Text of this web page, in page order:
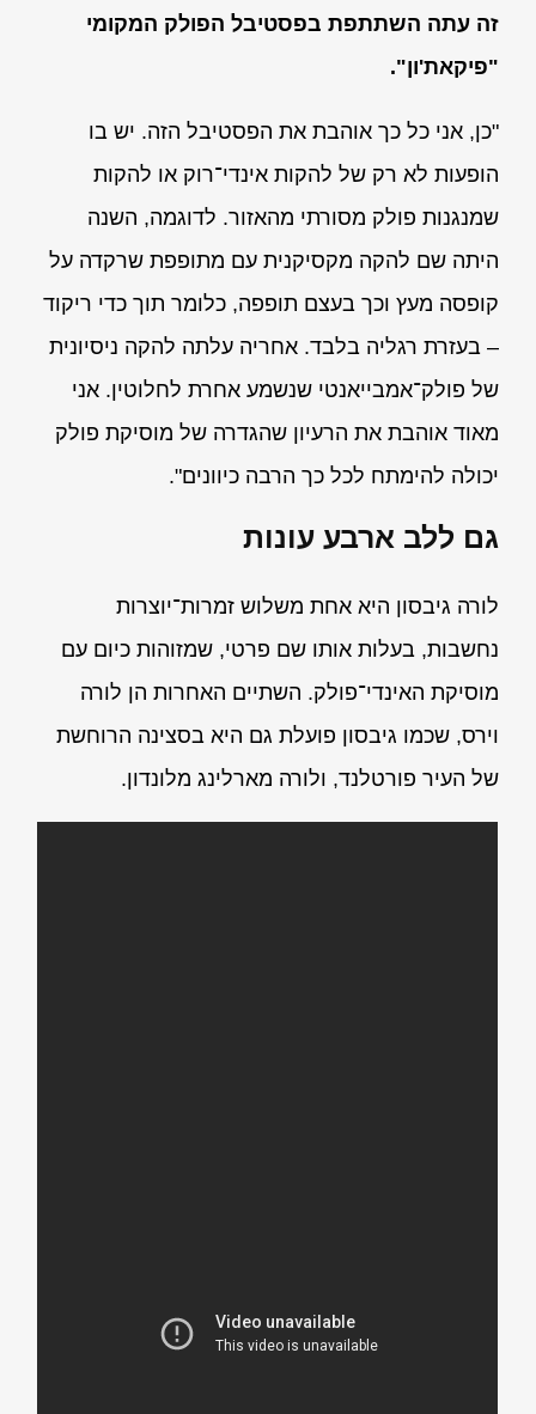
זה עתה השתתפת בפסטיבל הפולק המקומי
"פיקאת'ון".
"כן, אני כל כך אוהבת את הפסטיבל הזה. יש בו
הופעות לא רק של להקות אינדי־רוק או להקות
שמנגנות פולק מסורתי מהאזור. לדוגמה, השנה
היתה שם להקה מקסיקנית עם מתופפת שרקדה על
קופסה מעץ וכך בעצם תופפה, כלומר תוך כדי ריקוד
– בעזרת רגליה בלבד. אחריה עלתה להקה ניסיונית
של פולק־אמבייאנטי שנשמע אחרת לחלוטין. אני
מאוד אוהבת את הרעיון שהגדרה של מוסיקת פולק
יכולה להימתח לכל כך הרבה כיוונים".
גם ללב ארבע עונות
לורה גיבסון היא אחת משלוש זמרות־יוצרות
נחשבות, בעלות אותו שם פרטי, שמזוהות כיום עם
מוסיקת האינדי־פולק. השתיים האחרות הן לורה
וירס, שכמו גיבסון פועלת גם היא בסצינה הרוחשת
של העיר פורטלנד, ולורה מארלינג מלונדון.